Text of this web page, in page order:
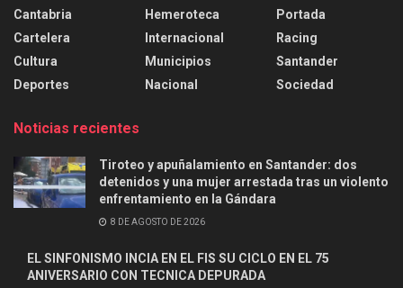
Cantabria
Cartelera
Cultura
Deportes
Hemeroteca
Internacional
Municipios
Nacional
Portada
Racing
Santander
Sociedad
Noticias recientes
Tiroteo y apuñalamiento en Santander: dos
detenidos y una mujer arrestada tras un violento
enfrentamiento en la Gándara
8 DE AGOSTO DE 2026
EL SINFONISMO INCIA EN EL FIS SU CICLO EN EL 75
ANIVERSARIO CON TECNICA DEPURADA